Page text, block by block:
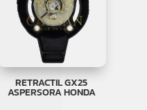
RETRACTIL GX25
ASPERSORA HONDA